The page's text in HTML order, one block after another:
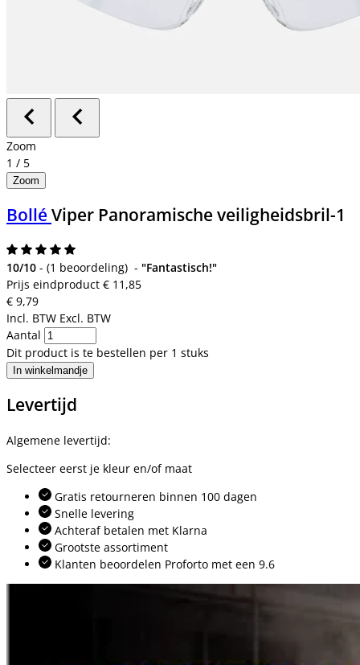
Zoom
1 / 5
Zoom
BolléViper Panoramische veiligheidsbril-1
10/10 - (1 beoordeling) - "Fantastisch!"
Prijs eindproduct € 11,85
€ 9,79
Incl. BTW Excl. BTW
Aantal
Dit product is te bestellen per 1 stuks
In winkelmandje
Levertijd
Algemene levertijd:
Selecteer eerst je kleur en/of maat
Gratis retourneren binnen 100 dagen
Snelle levering
Achteraf betalen met Klarna
Grootste assortiment
Klanten beoordelen Proforto met een 9.6